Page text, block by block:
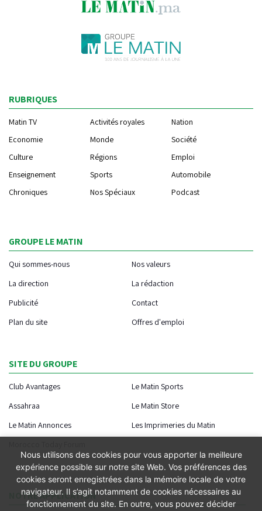
RUBRIQUES
Matin TV Activités royales
Nation
Economie
Monde
Société
Culture
Régions
Emploi
Enseignement
Sports
Automobile
Chroniques
Nos Spéciaux Podcast
GROUPE LE MATIN
Qui sommes-nous
Nos valeurs
La direction
La rédaction
Publicité
Contact
Plan du site
Offres d'emploi
SITE DU GROUPE
Club Avantages
Le Matin Sports
Assahraa
Le Matin Store
Le Matin Annonces
Les Imprimeries du Matin
NOTRE APPLICATION
Nous utilisons des cookies pour vous apporter la meilleure
expérience possible sur notre site Web. Vos préférences des
cookies seront enregistrées dans la mémoire locale de votre
navigateur. Il s’agit notamment de cookies nécessaires au
fonctionnement du site. En outre, vous pouvez décider